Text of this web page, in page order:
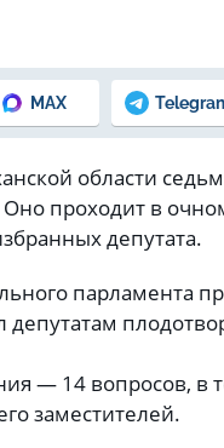
MAX
области
Оно проходит в
депутата.
парламента
— 14 вопросов, в
заместителей.